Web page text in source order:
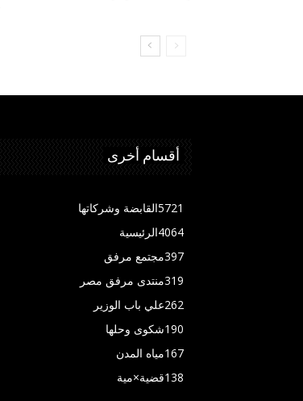
أقسام أخرى
القابضة وشركاتها5721
الرئيسية4064
مجتمع مرفق397
منتدى مرفق مصر319
علي باب الوزير262
شكوى وحلها190
مياه المدن167
قضية×مية138